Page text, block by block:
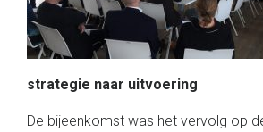
strategie naar uitvoering
De bijeenkomst was het vervolg op